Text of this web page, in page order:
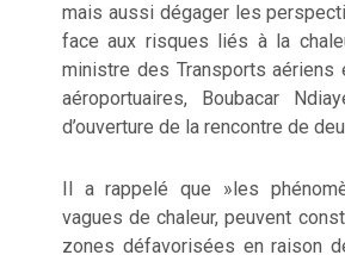
mais aussi dégager les
face aux risques liés à la
ministre des Transports
aéroportuaires, Boubacar
d’ouverture de la rencontre de
Il a rappelé que »les
vagues de chaleur, peuvent
zones défavorisées en raison